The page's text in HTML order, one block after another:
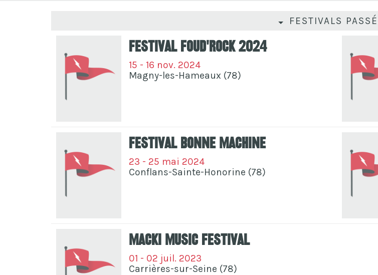
FESTIVALS
Festival Foud'Rock 2024
15 - 16 nov. 2024
Magny-les-Hameaux (78)
Festival Bonne Machine
23 - 25 mai 2024
Conflans-Sainte-Honorine (78)
Macki Music Festival
01 - 02 juil. 2023
Carrières-sur-Seine (78)